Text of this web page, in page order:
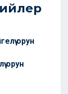
орун
орун